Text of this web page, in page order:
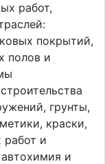
работ,
покрытий,
полов и
грунты,
краски,
работ и
и